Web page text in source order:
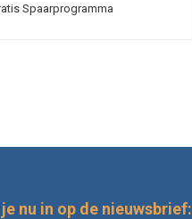
Spaarprogramma
nu in op de nieuwsbrief: